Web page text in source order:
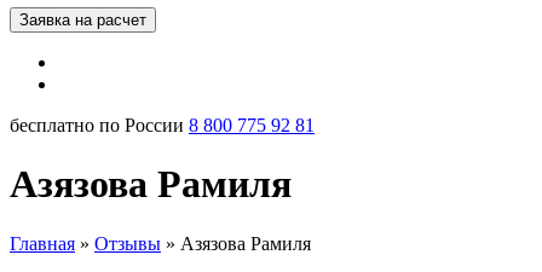
Заявка на расчет
бесплатно по России 8 800 775 92 81
Азязова Рамиля
Главная » Отзывы » Азязова Рамиля